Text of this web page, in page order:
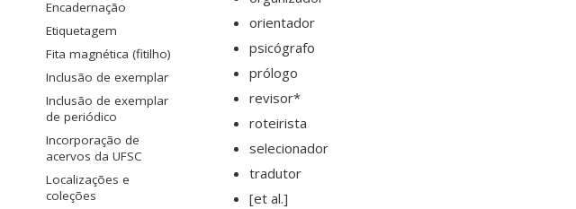
Encadernação
Etiquetagem
Fita magnética (fitilho)
Inclusão de exemplar
Inclusão de exemplar
de periódico
Incorporação de
acervos da UFSC
Localizações e
coleções
orientador
psicógrafo
prólogo
revisor*
roteirista
selecionador
tradutor
[et al.]